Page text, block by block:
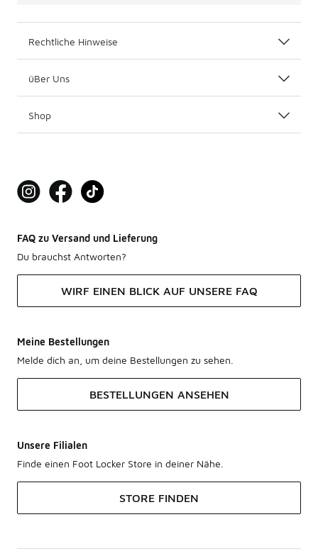
Rechtliche Hinweise
üBer Uns
Shop
FAQ zu Versand und Lieferung
Du brauchst Antworten?
WIRF EINEN BLICK AUF UNSERE FAQ
Meine Bestellungen
Melde dich an, um deine Bestellungen zu sehen.
BESTELLUNGEN ANSEHEN
Unsere Filialen
Finde einen Foot Locker Store in deiner Nähe.
STORE FINDEN